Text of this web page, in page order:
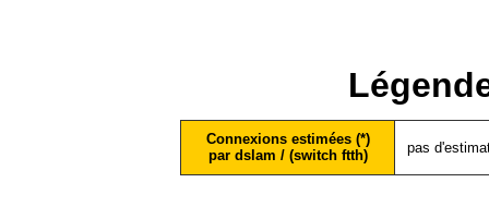
Connexions estimées (*)
par dslam / (switch ftth)
pas